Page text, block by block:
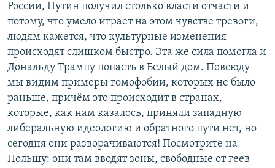
России, Путин получил столько власти отчасти и
потому, что умело играет на этом чувстве тревоги,
людям кажется, что культурные изменения
происходят слишком быстро. Эта же сила помогла и
Дональду Трампу попасть в Белый дом. Повсюду
мы видим примеры гомофобии, которых не было
раньше, причём это происходит в странах,
которые, как нам казалось, приняли западную
либеральную идеологию и обратного пути нет, но
сегодня они разворачиваются! Посмотрите на
Польшу: они там вводят зоны, свободные от геев